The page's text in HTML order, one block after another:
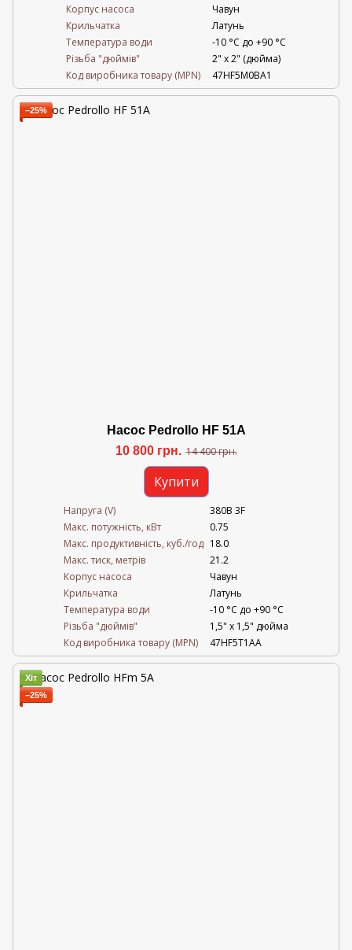
Корпус насоса
Чавун
Крильчатка
Латунь
Температура води
-10 °C до +90 °C
Різьба "дюймів"
2" х 2" (дюйма)
Код виробника товару (MPN)
47HF5M0BA1
−25%
Насос Pedrollo HF 51A
10 800 грн. 14 400 грн.
Купити
Напруга (V)
380В 3F
Mакс. потужність, кВт
0.75
Mакс. продуктивність, куб./год 18.0
Maкс. тиск, метрів
21.2
Корпус насоса
Чавун
Крильчатка
Латунь
Температура води
-10 °C до +90 °C
Різьба "дюймів"
1,5" х 1,5" дюйма
Код виробника товару (MPN)
47HF5T1AA
Хіт
−25%